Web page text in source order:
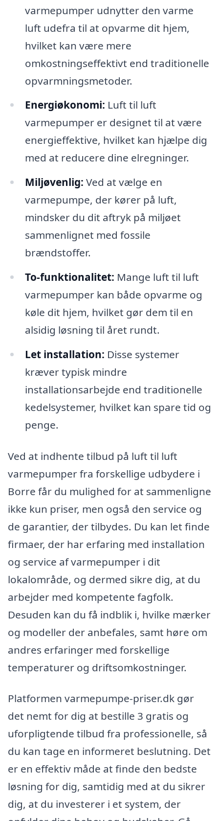
varmepumper udnytter den varme
luft udefra til at opvarme dit hjem,
hvilket kan være mere
omkostningseffektivt end traditionelle
opvarmningsmetoder.
Energiøkonomi: Luft til luft
varmepumper er designet til at være
energieffektive, hvilket kan hjælpe dig
med at reducere dine elregninger.
Miljøvenlig: Ved at vælge en
varmepumpe, der kører på luft,
mindsker du dit aftryk på miljøet
sammenlignet med fossile
brændstoffer.
To-funktionalitet: Mange luft til luft
varmepumper kan både opvarme og
køle dit hjem, hvilket gør dem til en
alsidig løsning til året rundt.
Let installation: Disse systemer
kræver typisk mindre
installationsarbejde end traditionelle
kedelsystemer, hvilket kan spare tid og
penge.
Ved at indhente tilbud på luft til luft
varmepumper fra forskellige udbydere i
Borre får du mulighed for at sammenligne
ikke kun priser, men også den service og
de garantier, der tilbydes. Du kan let finde
firmaer, der har erfaring med installation
og service af varmepumper i dit
lokalområde, og dermed sikre dig, at du
arbejder med kompetente fagfolk.
Desuden kan du få indblik i, hvilke mærker
og modeller der anbefales, samt høre om
andres erfaringer med forskellige
temperaturer og driftsomkostninger.
Platformen varmepumpe-priser.dk gør
det nemt for dig at bestille 3 gratis og
uforpligtende tilbud fra professionelle, så
du kan tage en informeret beslutning. Det
er en effektiv måde at finde den bedste
løsning for dig, samtidig med at du sikrer
dig, at du investerer i et system, der